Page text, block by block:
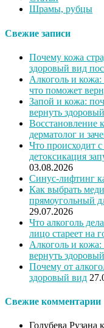
Шрамы, рубцы
Свежие записи
Почему кожа
здоровый вид
Алкоголь и кожа:
что поможет
Запой и кожа:
вернуть
Восстановление
дерматолог и
Что происходит
детоксикация
03.08.2026
Синус-лифтинг
Как выбрать
прямоугольный
29.07.2026
Что алкоголь
лицо стареет на
Алкоголь и
вернуть
Почему от
здоровый вид
Свежие комментарии
Голубева Рузана